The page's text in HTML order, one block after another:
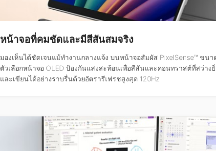
หน้าจอที่คมชัดและมีสีสันสมจริง
มองเห็นได้ชัดเจนแม้ทำงานกลางแจ้ง บนหน้าจอสัมผัส PixelSense™ ขนา
ตัวเลือกหน้าจอ OLED ป้องกันแสงสะท้อนเพื่อสีสันและคอนทราสต์ที่สว่าง
และเขียนได้อย่างราบรื่นด้วยอัตรารีเฟรชสูงสุด 120Hz